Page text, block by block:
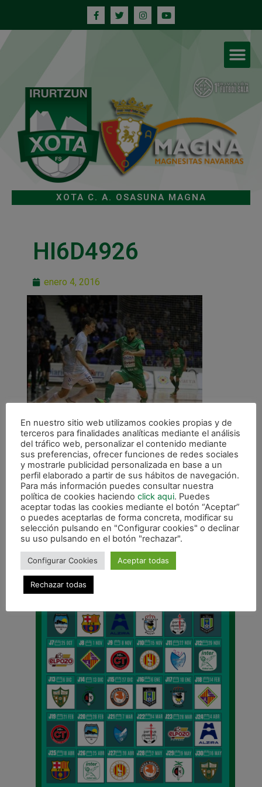
XOTA C. A. OSASUNA MAGNA
HI6D4926
enero 4, 2016
ANTERIOR
Amargo empate ante Santiago Futsal (4-4)
CALENDARIO DE LIGA
En nuestro sitio web utilizamos cookies propias y de
terceros para finalidades analíticas mediante el análisis
del tráfico web, personalizar el contenido mediante
sus preferencias, ofrecer funciones de redes sociales
y mostrarle publicidad personalizada en base a un
perfil elaborado a partir de sus hábitos de navegación.
Para más información puedes consultar nuestra
política de cookies haciendo click aqui. Puedes
aceptar todas las cookies mediante el botón “Aceptar”
o puedes aceptarlas de forma concreta, modificar su
selección pulsando en "Configurar cookies" o declinar
su uso pulsando en el botón "rechazar".
Configurar Cookies Aceptar todas
Rechazar todas